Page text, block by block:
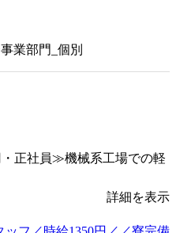
業部門_個別
正社員≫機械系工場での軽
詳細を表示